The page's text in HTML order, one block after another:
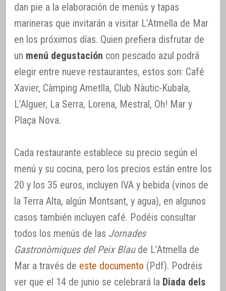
dan pie a la elaboración de menús y tapas
marineras que invitarán a visitar L’Atmella de Mar
en los próximos días. Quien prefiera disfrutar de
un menú degustación con pescado azul podrá
elegir entre nueve restaurantes, estos son: Café
Xavier, Càmping Ametlla, Club Nàutic-Kubala,
L’Alguer, La Serra, Lorena, Mestral, Oh! Mar y
Plaça Nova.
Cada restaurante establece su precio según el
menú y su cocina, pero los precios están entre los
20 y los 35 euros, incluyen IVA y bebida (vinos de
la Terra Alta, algún Montsant, y agua), en algunos
casos también incluyen café. Podéis consultar
todos los menús de las Jornades
Gastronòmiques del Peix Blaude L’Atmella de
Mar a través de este documento (Pdf). Podréis
ver que el 14 de junio se celebrará la Diada dels